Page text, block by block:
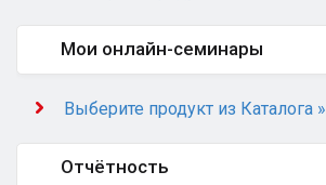
Мои онлайн-семинары
Выберите продукт из Каталога »
Отчётность